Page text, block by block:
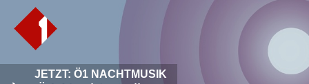
JETZT: Ö1 NACHTMUSIK